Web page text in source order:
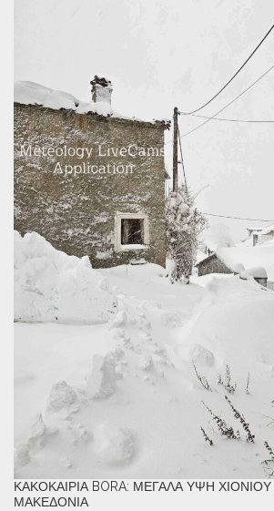
ΚΑΚΟΚΑΙΡΊΑ BORA: ΜΕΓΆΛΑ ΎΨΗ
ΜΑΚΕΔΟΝΊΑ